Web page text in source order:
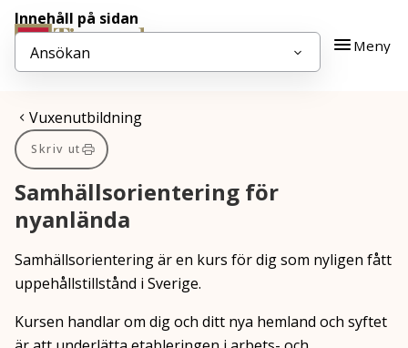
Gå till innehåll
Gå till huvudmeny
Meny
Du är här:
Vuxenutbildning
Skriv ut
Samhällsorientering för
nyanlända
Samhällsorientering är en kurs för dig som nyligen fått
uppehållstillstånd i Sverige.
Kursen handlar om dig och ditt nya hemland och syftet
Innehåll på sidan
Ansökan